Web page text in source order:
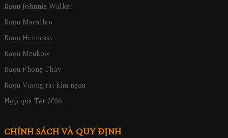
Rượu Johnnie Walker
Rượu Macallan
Rượu Hennessy
Rượu Meukow
Rượu Phong Thủy
Rượu Vương tài kim ngưu
Hộp quà Tết 2026
CHÍNH SÁCH VÀ QUY ĐỊNH